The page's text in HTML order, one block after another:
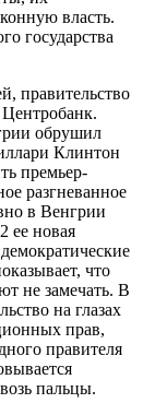
власть.
государства
правительство
обрушил
Клинтон
премьер-
разгневанное
в Венгрии
ее новая
что
не замечать. В
на глазах
прав,
правителя
пальцы.